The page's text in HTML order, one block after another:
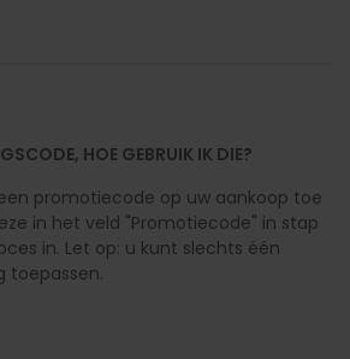
HOE GEBRUIK IK DIE?
promotiecode op uw aankoop toe
in het veld "Promotiecode" in stap
in. Let op: u kunt slechts één
toepassen.